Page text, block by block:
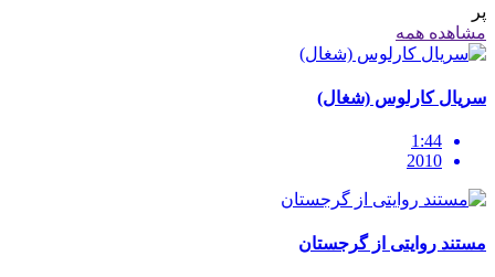
پر
مشاهده همه
سریال کارلوس (شغال)
1:44
2010
مستند روایتی از گرجستان